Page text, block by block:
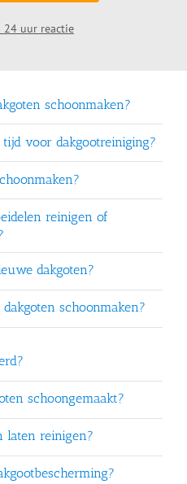
uur reactie
schoonmaken?
voor dakgootreiniging?
reinigen of
dakgoten?
schoonmaken?
schoongemaakt?
laten reinigen?